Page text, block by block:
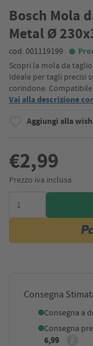
Bosch Mola
Metal Ø
cod. 001119199
Scopri la mola da
Ideale per tagli precisi
corindone.
Vai alla descrizione
Aggiungi alla
€2,99
Prezzo iva inclusa
Consegna
Consegna a
Consegna
6,99